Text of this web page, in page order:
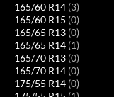
165/60 R14 (3)
165/60 R15 (0)
165/65 R13 (0)
165/65 R14 (1)
165/70 R13 (0)
165/70 R14 (0)
175/55 R14 (0)